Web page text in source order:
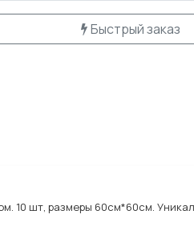
Быстрый заказ
10 шт, размеры 60см*60см.